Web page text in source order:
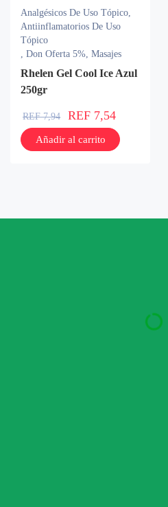
Analgésicos De Uso Tópico,
Antiinflamatorios De Uso
Tópico
, Don Oferta 5%, Masajes
Rhelen Gel Cool Ice Azul
250gr
REF7,94 REF 7,54
Añadir al carrito